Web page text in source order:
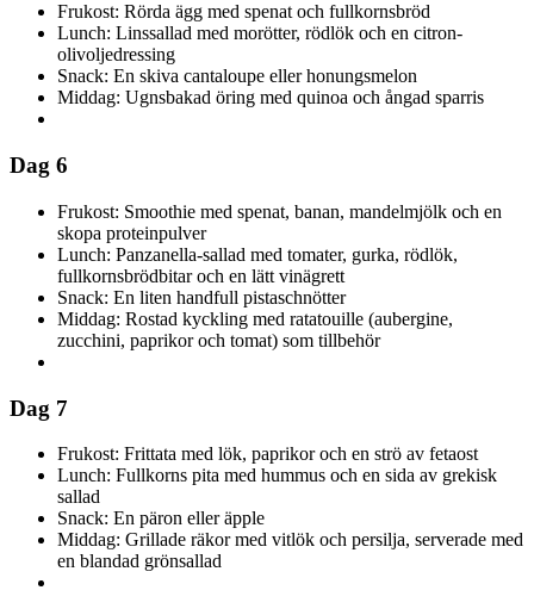
Frukost: Rörda ägg med spenat och fullkornsbröd
Lunch: Linssallad med morötter, rödlök och en citron-
olivoljedressing
Snack: En skiva cantaloupe eller honungsmelon
Middag: Ugnsbakad öring med quinoa och ångad sparris
Dag 6
Frukost: Smoothie med spenat, banan, mandelmjölk och en
skopa proteinpulver
Lunch: Panzanella-sallad med tomater, gurka, rödlök,
fullkornsbrödbitar och en lätt vinägrett
Snack: En liten handfull pistaschnötter
Middag: Rostad kyckling med ratatouille (aubergine,
zucchini, paprikor och tomat) som tillbehör
Dag 7
Frukost: Frittata med lök, paprikor och en strö av fetaost
Lunch: Fullkorns pita med hummus och en sida av grekisk
sallad
Snack: En päron eller äpple
Middag: Grillade räkor med vitlök och persilja, serverade med
en blandad grönsallad